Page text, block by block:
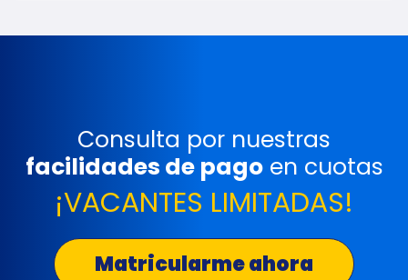
Consulta por nuestras
facilidades de pagoen cuotas
¡VACANTES LIMITADAS!
Matricularme ahora